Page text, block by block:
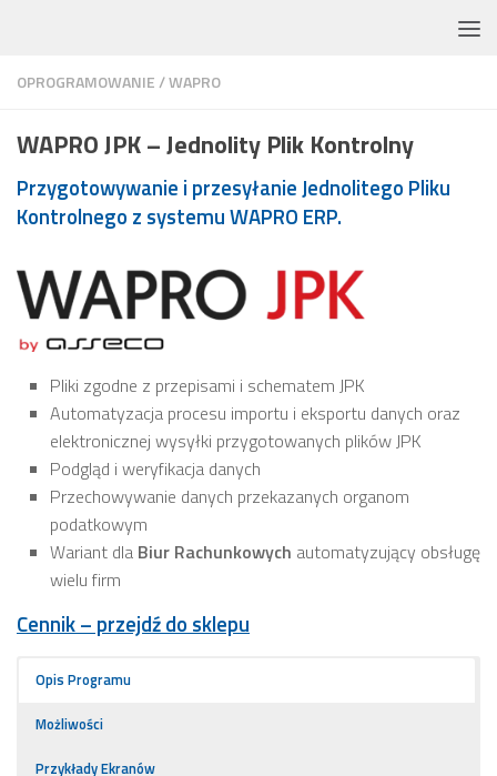
OPROGRAMOWANIE/WAPRO
WAPRO JPK – Jednolity Plik Kontrolny
Przygotowywanie i przesyłanie Jednolitego Pliku
Kontrolnego z systemu WAPRO ERP.
Pliki zgodne z przepisami i schematem JPK
Automatyzacja procesu importu i eksportu danych oraz
elektronicznej wysyłki przygotowanych plików JPK
Podgląd i weryfikacja danych
Przechowywanie danych przekazanych organom
podatkowym
Wariant dla Biur Rachunkowych automatyzujący obsługę
wielu firm
Cennik – przejdź do sklepu
Opis Programu
Możliwości
Przykłady Ekranów